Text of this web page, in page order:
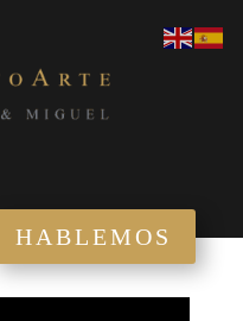
HABLEMOS